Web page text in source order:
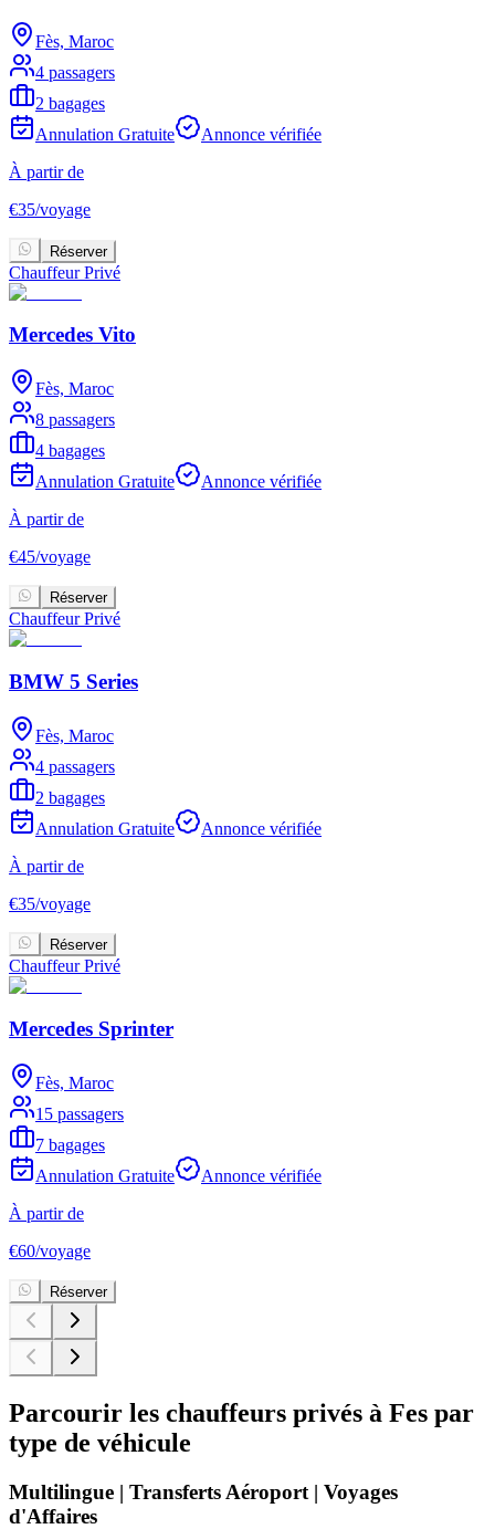
Fès, Maroc
4 passagers
2 bagages
Annulation Gratuite
Annonce vérifiée
À partir de
€35/voyage
Réserver
Chauffeur Privé
Mercedes Vito
Fès, Maroc
8 passagers
4 bagages
Annulation Gratuite
Annonce vérifiée
À partir de
€45/voyage
Réserver
Chauffeur Privé
BMW 5 Series
Fès, Maroc
4 passagers
2 bagages
Annulation Gratuite
Annonce vérifiée
À partir de
€35/voyage
Réserver
Chauffeur Privé
Mercedes Sprinter
Fès, Maroc
15 passagers
7 bagages
Annulation Gratuite
Annonce vérifiée
À partir de
€60/voyage
Réserver
Parcourir les chauffeurs privés à Fes par
type de véhicule
Multilingue | Transferts Aéroport | Voyages
d'Affaires